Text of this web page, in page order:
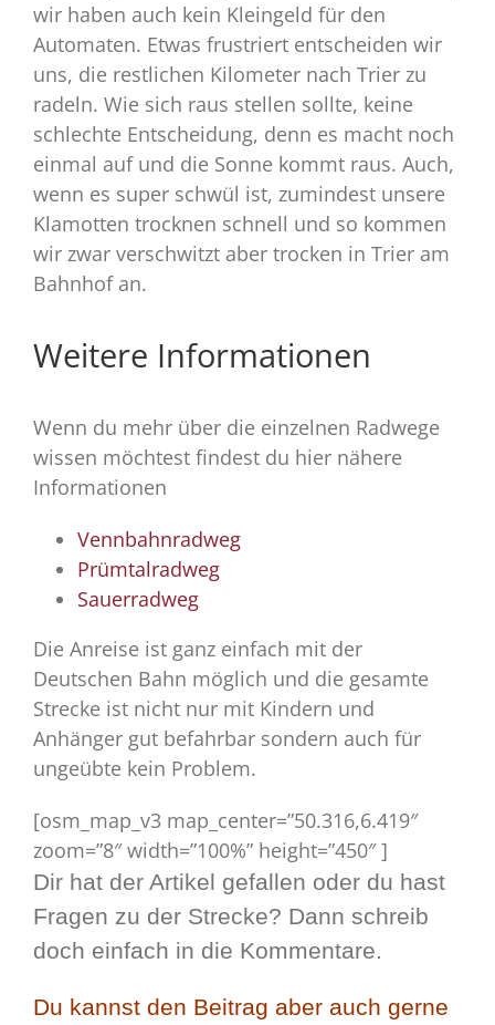
wir haben auch kein Kleingeld für den
Automaten. Etwas frustriert entscheiden wir
uns, die restlichen Kilometer nach Trier zu
radeln. Wie sich raus stellen sollte, keine
schlechte Entscheidung, denn es macht noch
einmal auf und die Sonne kommt raus. Auch,
wenn es super schwül ist, zumindest unsere
Klamotten trocknen schnell und so kommen
wir zwar verschwitzt aber trocken in Trier am
Bahnhof an.
Weitere Informationen
Wenn du mehr über die einzelnen Radwege
wissen möchtest findest du hier nähere
Informationen
Vennbahnradweg
Prümtalradweg
Sauerradweg
Die Anreise ist ganz einfach mit der
Deutschen Bahn möglich und die gesamte
Strecke ist nicht nur mit Kindern und
Anhänger gut befahrbar sondern auch für
ungeübte kein Problem.
[osm_map_v3 map_center=”50.316,6.419″
zoom=”8″ width=”100%” height=”450″ ]
Dir hat der Artikel gefallen oder du hast
Fragen zu der Strecke? Dann schreib
doch einfach in die Kommentare.
Du kannst den Beitrag aber auch gerne